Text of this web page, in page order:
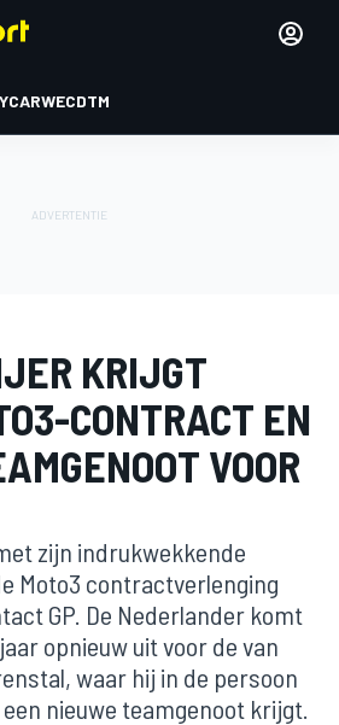
WECDTM
KRIJGT
CONTRACT EN
VOOR
zijn indrukwekkende
Moto3 contractverlenging
GP. De Nederlander komt
opnieuw uit voor de van
waar hij in de persoon
nieuwe teamgenoot krijgt.